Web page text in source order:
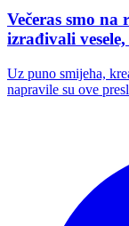
Večeras smo
izrađivali
Uz puno smijeha,
napravile su ove